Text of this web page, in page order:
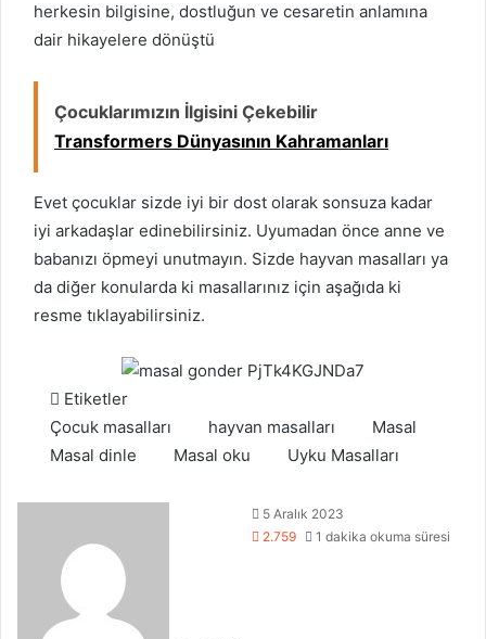
herkesin bilgisine, dostluğun ve cesaretin anlamına
dair hikayelere dönüştü
Çocuklarımızın İlgisini Çekebilir
Transformers Dünyasının Kahramanları
Evet çocuklar sizde iyi bir dost olarak sonsuza kadar
iyi arkadaşlar edinebilirsiniz. Uyumadan önce anne ve
babanızı öpmeyi unutmayın. Sizde hayvan masalları ya
da diğer konularda ki masallarınız için aşağıda ki
resme tıklayabilirsiniz.
Etiketler
Çocuk masalları
hayvan masalları
Masal
Masal dinle
Masal oku Uyku Masalları
Bir
e-
5 Aralık 2023
2.759
1 dakika okuma süresi